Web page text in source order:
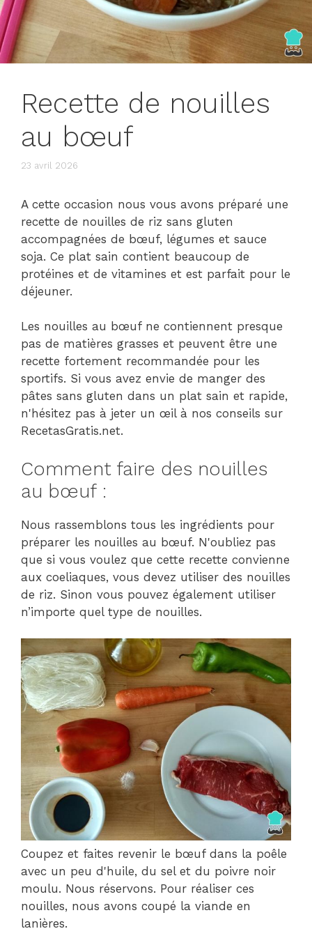
Recette de nouilles
au bœuf
23 avril 2026
A cette occasion nous vous avons préparé une
recette de nouilles de riz sans gluten
accompagnées de bœuf, légumes et sauce
soja. Ce plat sain contient beaucoup de
protéines et de vitamines et est parfait pour le
déjeuner.
Les nouilles au bœuf ne contiennent presque
pas de matières grasses et peuvent être une
recette fortement recommandée pour les
sportifs. Si vous avez envie de manger des
pâtes sans gluten dans un plat sain et rapide,
n'hésitez pas à jeter un œil à nos conseils sur
RecetasGratis.net.
Comment faire des nouilles
au bœuf :
Nous rassemblons tous les ingrédients pour
préparer les nouilles au bœuf. N'oubliez pas
que si vous voulez que cette recette convienne
aux coeliaques, vous devez utiliser des nouilles
de riz. Sinon vous pouvez également utiliser
n’importe quel type de nouilles.
Coupez et faites revenir le bœuf dans la poêle
avec un peu d'huile, du sel et du poivre noir
moulu. Nous réservons. Pour réaliser ces
nouilles, nous avons coupé la viande en
lanières.